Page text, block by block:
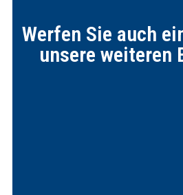
Werfen Sie auch
unsere weiteren